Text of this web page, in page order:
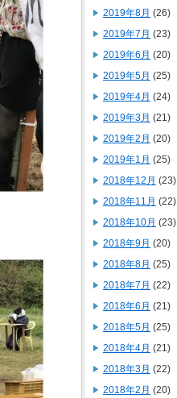
2019年8月 (26)
2019年7月 (23)
2019年6月 (20)
2019年5月 (25)
2019年4月 (24)
2019年3月 (21)
2019年2月 (20)
2019年1月 (25)
2018年12月 (23)
2018年11月 (22)
2018年10月 (23)
2018年9月 (20)
2018年8月 (25)
2018年7月 (22)
2018年6月 (21)
2018年5月 (25)
2018年4月 (21)
2018年3月 (22)
2018年2月 (20)